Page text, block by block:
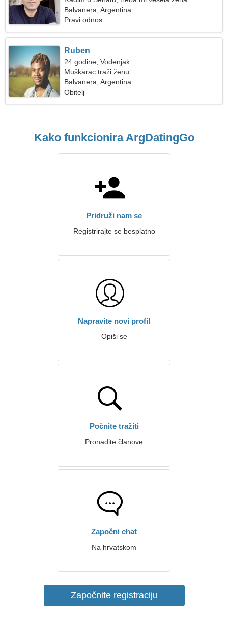
Balvanera, Argentina
Pravi odnos
Ruben
24 godine, Vodenjak
Muškarac traži ženu
Balvanera, Argentina
Obitelj
Kako funkcionira ArgDatingGo
Pridruži nam se
Registrirajte se besplatno
Napravite novi profil
Opiši se
Počnite tražiti
Pronađite članove
Započni chat
Na hrvatskom
Započnite registraciju